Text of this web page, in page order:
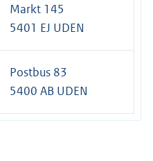
Markt 145
5401 EJ UDEN
Postbus 83
5400 AB UDEN